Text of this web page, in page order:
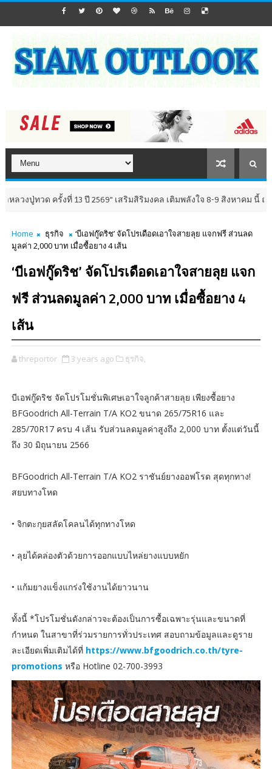
ทวด ครั้งที่ 13 ปี 2569" เสริมสิริมงคล เติมพลังใจ 8-9 สิงหาคม นี้ ณ วัดห้
Home ธุรกิจ
‘บีเอฟกู๊ดริช’ จัดโปรเดือดเอาใจสายลุย แจกฟรี ส่วนลด
มูลค่า 2,000 บาท เมื่อซื้อยาง 4 เส้น
‘บีเอฟกู๊ดริช’ จัดโปรเดือดเอาใจสายลุย แจก
ฟรี ส่วนลดมูลค่า 2,000 บาท เมื่อซื้อยาง 4
เส้น
threportor 3 years ago ธุรกิจ,
บีเอฟกู๊ดริช จัดโปรโมชั่นพิเศษเอาใจลูกค้าสายลุย เพียงซื้อยาง
BFGoodrich All-Terrain T/A KO2 ขนาด 265/75R16 และ
285/70R17 ครบ 4 เส้น รับส่วนลดมูลค่าสูงถึง 2,000 บาท ตั้งแต่วันนี้
ถึง 30 มิถุนายน 2566
BFGoodrich All-Terrain T/A KO2 ราชันย์ยางออฟโรด สุดทุกทาง!
สยบทางโหด
• จิกตะกุยสลัดโคลนได้ทุกทางโหด
• ลุยได้คล่องตัวด้วยการออกแบบไหล่ยางแบบหยัก
• แก้มยางแข็งแกร่งใช้งานได้ยาวนาน
ทั้งนี้ *โปรโมชั่นดังกล่าวจะต้องเป็นการซื้อเฉพาะรุ่นและขนาดที่
กำหนด ในสาขาที่ร่วมรายการทั่วประเทศ สอบถามข้อมูลและดูราย
ละเอียดเพิ่มเติมได้ที่ https://www.bfgoodrich.co.th/tyre-
promotions หรือ Hotline 02-700-3993